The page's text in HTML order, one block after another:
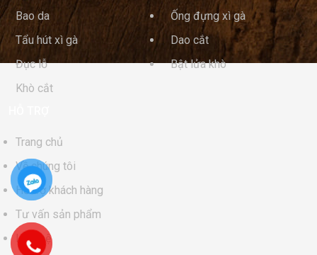
Bao da
Ống đựng xì gà
Tẩu hút xì gà
Dao cắt
Đục lỗ
Bật lửa khò
Khò cắt
Trang chủ
Về chúng tôi
Hỗ trợ khách hàng
Tư vấn sản phẩm
Liên hệ